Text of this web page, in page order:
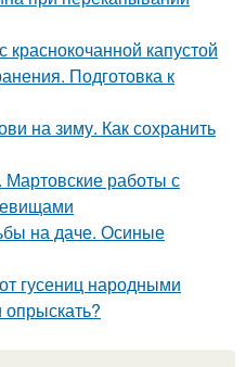
капустой
Подготовка к
на зиму. Как сохранить
работы с
на даче. Осиные
гусениц народными